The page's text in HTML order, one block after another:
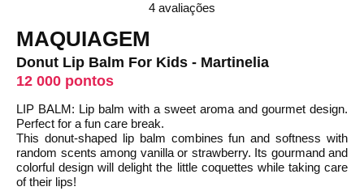
4 avaliações
MAQUIAGEM
Donut Lip Balm For Kids - Martinelia
12 000 pontos
LIP BALM: Lip balm with a sweet aroma and gourmet design.
Perfect for a fun care break.
This donut-shaped lip balm combines fun and softness with
random scents among vanilla or strawberry. Its gourmand and
colorful design will delight the little coquettes while taking care
of their lips!